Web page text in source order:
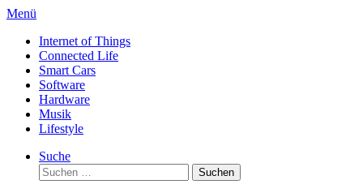
Direkt
Inhalt
Menü
Internet of Things
Connected Life
Smart Cars
Software
Hardware
Musik
Lifestyle
Suche
Suchen
nach: